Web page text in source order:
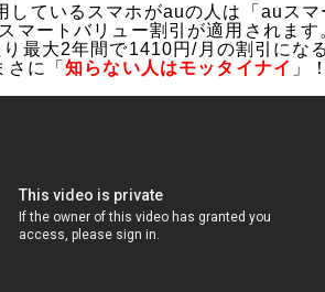
しているスマホがauの人は「auス
マートバリュー割引が適用されます
最大2年間で1410円/月の割引にな
さに「知らない人はモッタイナイ 」！